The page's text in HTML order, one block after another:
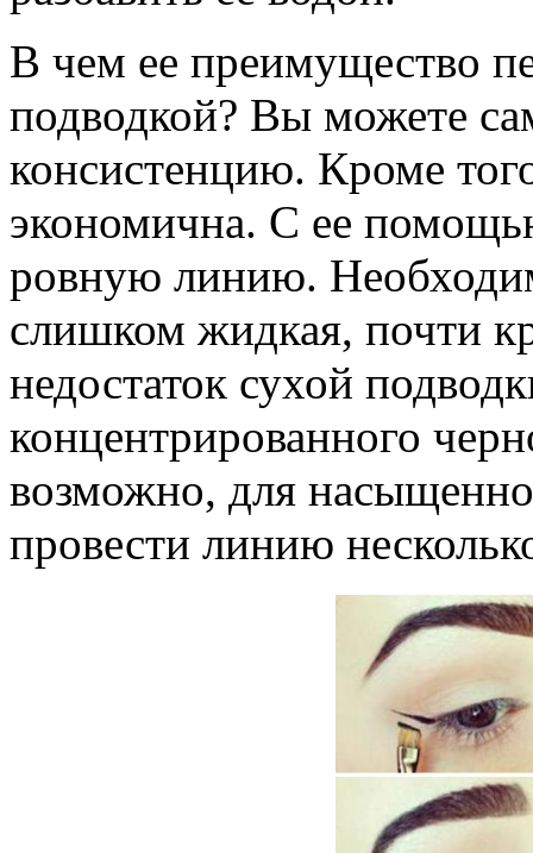
В чем ее преимущество
подводкой? Вы можете
консистенцию. Кроме
экономична. C ее
ровную линию.
слишком жидкая, почти
недостаток сухой
концентрированного
возможно, для
провести линию